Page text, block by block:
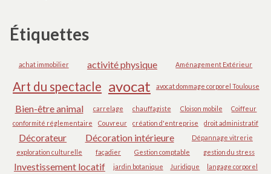
Étiquettes
achat immobilier activité physique Aménagement Extérieur
Art du spectacle avocat avocat dommage corporel Toulouse
Bien-être animal carrelage chauffagiste Cloison mobile
Coiffeur
conformité réglementaire
Couvreur création d'entreprise droit administratif
Décorateur Décoration intérieure
Dépannage vitrerie
exploration culturelle
façadier Gestion comptable gestion du stress
Investissement locatif jardin botanique Juridique langage corporel